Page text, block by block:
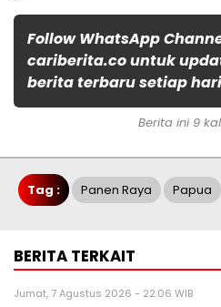
Follow WhatsApp
cariberita.co untuk
berita terbaru setiap hari
Berita ini 9
Tag : Panen Raya Papua
BERITA TERKAIT
Jumat, 7 Agustus 2026 - 22:06 WIB